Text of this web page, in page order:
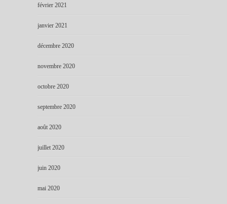
février 2021
janvier 2021
décembre 2020
novembre 2020
octobre 2020
septembre 2020
août 2020
juillet 2020
juin 2020
mai 2020